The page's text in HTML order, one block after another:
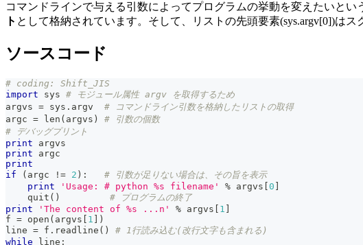
コマンドラインで与える引数によってプログラムの挙動を変えたいと
ト として格納されています。そして、リストの先頭要素(sys.argv[0])はス
ソースコード
# coding: Shift_JIS
import sys # モジュール属性 argv を取得するため
argvs = sys . argv # コマンドライン引数を格納したリストの取得
argc = len ( argvs )
# 引数の個数
# デバッグプリント
print argvs
print argc
print
if
( argc != 2 ) :
# 引数が足りない場合は、その旨を表示
print
'Usage: # python %s filename' % argvs 0
    quit
( )
# プログラムの終了
print
'The content of %s ...n' % argvs 1
f = open ( argvs 1
)
line = f . readline ( )
# 1行読み込む(改行文字も含まれる)
while line :